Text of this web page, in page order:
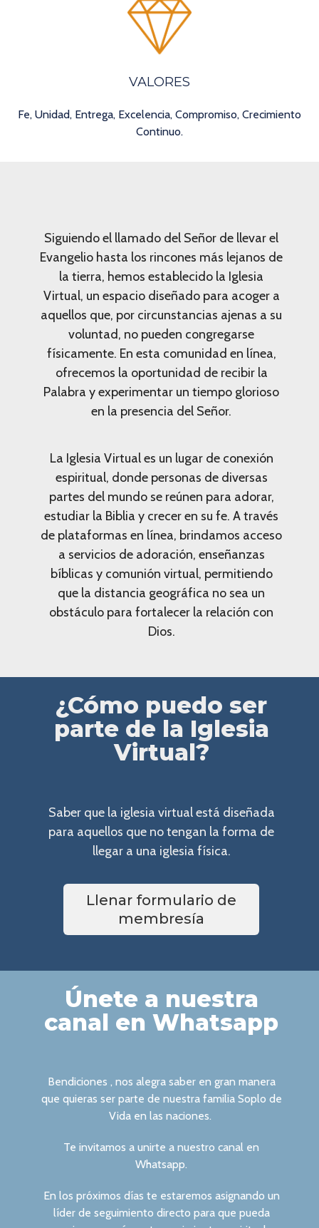
VALORES
Fe, Unidad, Entrega, Excelencia, Compromiso, Crecimiento
Continuo.
Siguiendo el llamado del Señor de llevar el
Evangelio hasta los rincones más lejanos de
la tierra, hemos establecido la Iglesia
Virtual, un espacio diseñado para acoger a
aquellos que, por circunstancias ajenas a su
voluntad, no pueden congregarse
físicamente. En esta comunidad en línea,
ofrecemos la oportunidad de recibir la
Palabra y experimentar un tiempo glorioso
en la presencia del Señor.
La Iglesia Virtual es un lugar de conexión
espiritual, donde personas de diversas
partes del mundo se reúnen para adorar,
estudiar la Biblia y crecer en su fe. A través
de plataformas en línea, brindamos acceso
a servicios de adoración, enseñanzas
bíblicas y comunión virtual, permitiendo
que la distancia geográfica no sea un
obstáculo para fortalecer la relación con
Dios.
¿Cómo puedo ser
parte de la Iglesia
Virtual?
Saber que la iglesia virtual está diseñada
para aquellos que no tengan la forma de
llegar a una iglesia física.
Llenar formulario de
membresía
Únete a nuestra
canal en Whatsapp
Bendiciones , nos alegra saber en gran manera
que quieras ser parte de nuestra familia Soplo de
Vida en las naciones.
Te invitamos a unirte a nuestro canal en
Whatsapp.
En los próximos días te estaremos asignando un
líder de seguimiento directo para que pueda